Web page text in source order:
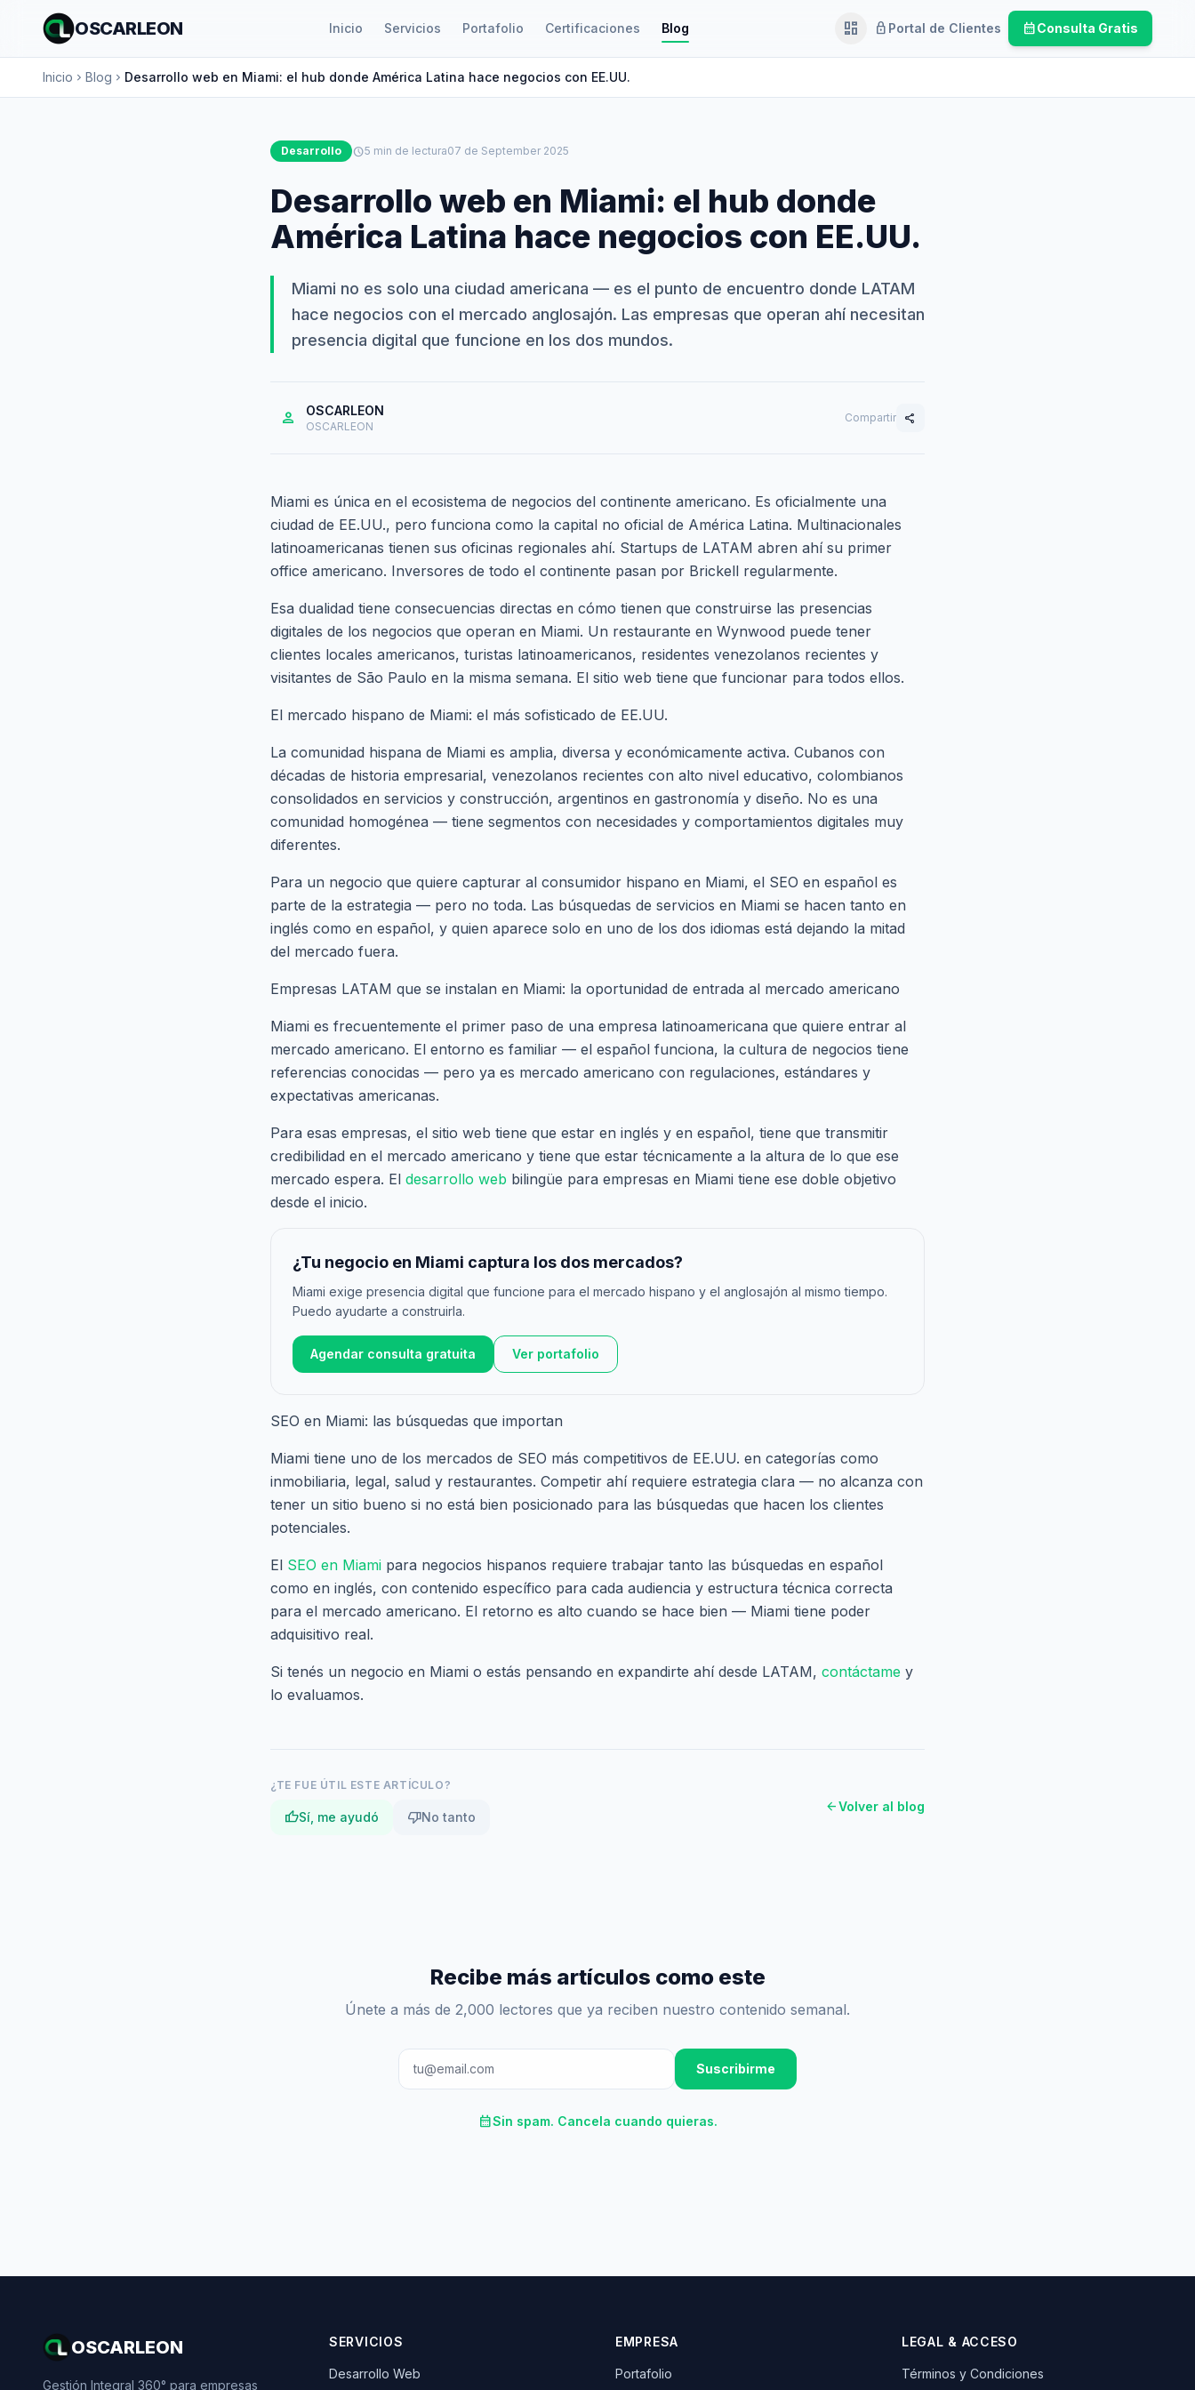
OSCARLEON Inicio Servicios Portafolio Certificaciones Blog dashboardEjecutivo
lock Portal de Clientes calendar_monthConsulta Gratis
Inicio chevron_right Blog chevron_right Desarrollo web en Miami: el hub donde América Latina hace negocios con EE.UU.
Desarrollo schedule5 min de lectura07 de September 2025
Desarrollo web en Miami: el hub donde
América Latina hace negocios con EE.UU.
Miami no es solo una ciudad americana — es el punto de encuentro donde LATAM
hace negocios con el mercado anglosajón. Las empresas que operan ahí necesitan
presencia digital que funcione en los dos mundos.
person OSCARLEON
OSCARLEON
Compartir share
Miami es única en el ecosistema de negocios del continente americano. Es oficialmente una
ciudad de EE.UU., pero funciona como la capital no oficial de América Latina. Multinacionales
latinoamericanas tienen sus oficinas regionales ahí. Startups de LATAM abren ahí su primer
office americano. Inversores de todo el continente pasan por Brickell regularmente.
Esa dualidad tiene consecuencias directas en cómo tienen que construirse las presencias
digitales de los negocios que operan en Miami. Un restaurante en Wynwood puede tener
clientes locales americanos, turistas latinoamericanos, residentes venezolanos recientes y
visitantes de São Paulo en la misma semana. El sitio web tiene que funcionar para todos ellos.
El mercado hispano de Miami: el más sofisticado de EE.UU.
La comunidad hispana de Miami es amplia, diversa y económicamente activa. Cubanos con
décadas de historia empresarial, venezolanos recientes con alto nivel educativo, colombianos
consolidados en servicios y construcción, argentinos en gastronomía y diseño. No es una
comunidad homogénea — tiene segmentos con necesidades y comportamientos digitales muy
diferentes.
Para un negocio que quiere capturar al consumidor hispano en Miami, el SEO en español es
parte de la estrategia — pero no toda. Las búsquedas de servicios en Miami se hacen tanto en
inglés como en español, y quien aparece solo en uno de los dos idiomas está dejando la mitad
del mercado fuera.
Empresas LATAM que se instalan en Miami: la oportunidad de entrada al mercado americano
Miami es frecuentemente el primer paso de una empresa latinoamericana que quiere entrar al
mercado americano. El entorno es familiar — el español funciona, la cultura de negocios tiene
referencias conocidas — pero ya es mercado americano con regulaciones, estándares y
expectativas americanas.
Para esas empresas, el sitio web tiene que estar en inglés y en español, tiene que transmitir
credibilidad en el mercado americano y tiene que estar técnicamente a la altura de lo que ese
mercado espera. El desarrollo web bilingüe para empresas en Miami tiene ese doble objetivo
desde el inicio.
¿Tu negocio en Miami captura los dos mercados?
Miami exige presencia digital que funcione para el mercado hispano y el anglosajón al mismo tiempo.
Puedo ayudarte a construirla.
Agendar consulta gratuita Ver portafolio
SEO en Miami: las búsquedas que importan
Miami tiene uno de los mercados de SEO más competitivos de EE.UU. en categorías como
inmobiliaria, legal, salud y restaurantes. Competir ahí requiere estrategia clara — no alcanza con
tener un sitio bueno si no está bien posicionado para las búsquedas que hacen los clientes
potenciales.
El SEO en Miami para negocios hispanos requiere trabajar tanto las búsquedas en español
como en inglés, con contenido específico para cada audiencia y estructura técnica correcta
para el mercado americano. El retorno es alto cuando se hace bien — Miami tiene poder
adquisitivo real.
Si tenés un negocio en Miami o estás pensando en expandirte ahí desde LATAM, contáctame y
lo evaluamos.
¿TE FUE ÚTIL ESTE ARTÍCULO?
thumb_upSí, me ayudó thumb_downNo tanto
arrow_backVolver al blog
Recibe más artículos como este
Únete a más de 2,000 lectores que ya reciben nuestro contenido semanal.
Suscribirme
calendar_monthSin spam. Cancela cuando quieras.
OSCARLEON
Gestión Integral 360° para empresas
SERVICIOS
Desarrollo Web
EMPRESA
Portafolio
LEGAL & ACCESO
Términos y Condiciones